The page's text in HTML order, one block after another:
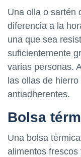
Una olla o sartén
diferencia a la
una que sea
suficientemente
varias personas.
las ollas de
antiadherentes.
Bolsa
Una bolsa
alimentos